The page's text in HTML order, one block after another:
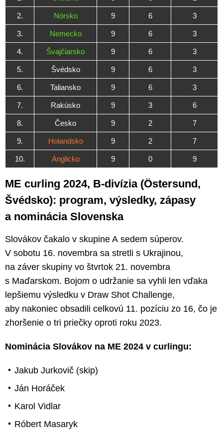
2. Nórsko 9 6 3
3. Nemecko 9 6 3
4. Švajčiarsko 9 6 3
5. Švédsko 9 6 3
6. Taliansko 9 6 3
7. Rakúsko 9 3 6
8. Česko 9 2 7
9. Holandsko 9 2 7
10. Anglicko 9 0 9
ME curling 2024, B-divízia (Östersund,
Švédsko): program, výsledky, zápasy
a nominácia Slovenska
Slovákov čakalo v skupine A sedem súperov.
V sobotu 16. novembra sa stretli s Ukrajinou,
na záver skupiny vo štvrtok 21. novembra
s Maďarskom. Bojom o udržanie sa vyhli len vďaka
lepšiemu výsledku v Draw Shot Challenge,
aby nakoniec obsadili celkovú 11. pozíciu zo 16, čo je
zhoršenie o tri priečky oproti roku 2023.
Nominácia Slovákov na ME 2024 v curlingu:
Jakub Jurkovič (skip)
Ján Horáček
Karol Vidlar
Róbert Masaryk